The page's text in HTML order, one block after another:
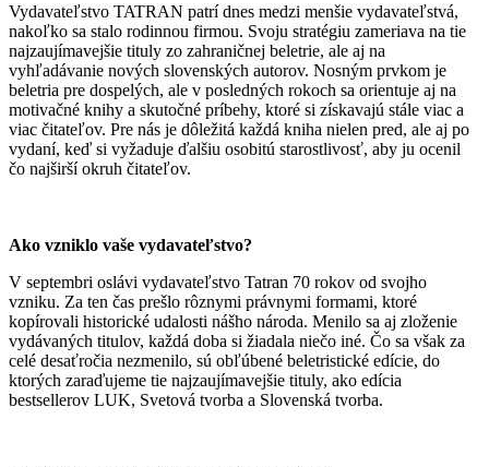
Vydavateľstvo TATRAN patrí dnes medzi menšie vydavateľstvá,
nakoľko sa stalo rodinnou firmou. Svoju stratégiu zameriava na tie
najzaujímavejšie tituly zo zahraničnej beletrie, ale aj na
vyhľadávanie nových slovenských autorov. Nosným prvkom je
beletria pre dospelých, ale v posledných rokoch sa orientuje aj na
motivačné knihy a skutočné príbehy, ktoré si získavajú stále viac a
viac čitateľov. Pre nás je dôležitá každá kniha nielen pred, ale aj po
vydaní, keď si vyžaduje ďalšiu osobitú starostlivosť, aby ju ocenil
čo najširší okruh čitateľov.
Ako vzniklo vaše vydavateľstvo?
V septembri oslávi vydavateľstvo Tatran 70 rokov od svojho
vzniku. Za ten čas prešlo rôznymi právnymi formami, ktoré
kopírovali historické udalosti nášho národa. Menilo sa aj zloženie
vydávaných titulov, každá doba si žiadala niečo iné. Čo sa však za
celé desaťročia nezmenilo, sú obľúbené beletristické edície, do
ktorých zaraďujeme tie najzaujímavejšie tituly, ako edícia
bestsellerov LUK, Svetová tvorba a Slovenská tvorba.